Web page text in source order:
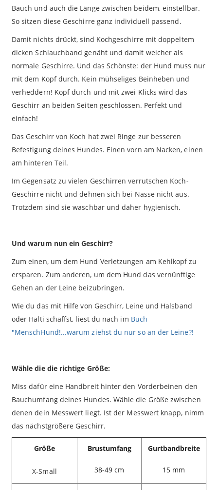
Bauch und auch die Länge zwischen beidem, einstellbar.
So sitzen diese Geschirre ganz individuell passend.
Damit nichts drückt, sind Kochgeschirre mit doppeltem
dicken Schlauchband genäht und damit weicher als
normale Geschirre. Und das Schönste: der Hund muss nur
mit dem Kopf durch. Kein mühseliges Beinheben und
verheddern! Kopf durch und mit zwei Klicks wird das
Geschirr an beiden Seiten geschlossen. Perfekt und
einfach!
Das Geschirr von Koch hat zwei Ringe zur besseren
Befestigung deines Hundes. Einen vorn am Nacken, einen
am hinteren Teil.
Im Gegensatz zu vielen Geschirren verrutschen Koch-
Geschirre nicht und dehnen sich bei Nässe nicht aus.
Trotzdem sind sie waschbar und daher hygienisch.
Und warum nun ein Geschirr?
Zum einen, um dem Hund Verletzungen am Kehlkopf zu
ersparen. Zum anderen, um dem Hund das vernünftige
Gehen an der Leine beizubringen.
Wie du das mit Hilfe von Geschirr, Leine und Halsband
oder Halti schaffst, liest du nach im Buch
"MenschHund!...warum ziehst du nur so an der Leine?!
Wähle die die richtige Größe:
Miss dafür eine Handbreit hinter den Vorderbeinen den
Bauchumfang deines Hundes. Wähle die Größe zwischen
denen dein Messwert liegt. Ist der Messwert knapp, nimm
das nächstgrößere Geschirr.
Größe Brustumfang Gurtbandbreite
X-Small 38-49 cm 15 mm